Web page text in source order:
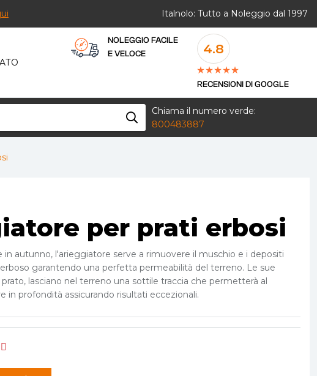
Italnolo: Tutto a Noleggio dal 1997
NOLEGGIO FACILE
E VELOCE
4.8
RECENSIONI DI GOOGLE
Chiama il numero verde:
800483887
per prati erbosi
in autunno, l'arieggiatore serve a rimuovere il muschio e i depositi
garantendo una perfetta permeabilità del terreno. Le sue
lasciano nel terreno una sottile traccia che permetterà al
in profondità assicurando risultati eccezionali.